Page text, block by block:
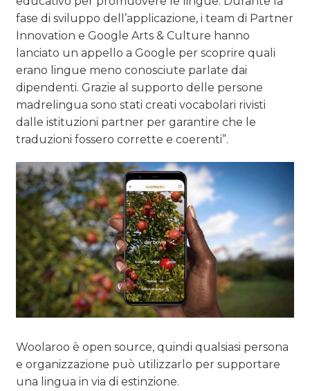
fase di sviluppo dell’applicazione, i team di Partner
Innovation e Google Arts & Culture hanno
lanciato un appello a Google per scoprire quali
erano lingue meno conosciute parlate dai
dipendenti. Grazie al supporto delle persone
madrelingua sono stati creati vocabolari rivisti
dalle istituzioni partner per garantire che le
traduzioni fossero corrette e coerenti”.
Woolaroo è open source, quindi qualsiasi persona
e organizzazione può utilizzarlo per supportare
una lingua in via di estinzione.